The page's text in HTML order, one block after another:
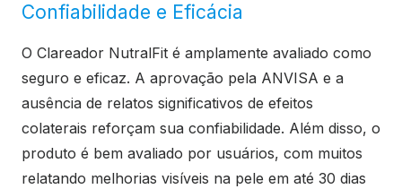
Confiabilidade e Eficácia
O Clareador NutralFit é amplamente avaliado como
seguro e eficaz. A aprovação pela ANVISA e a
ausência de relatos significativos de efeitos
colaterais reforçam sua confiabilidade. Além disso, o
produto é bem avaliado por usuários, com muitos
relatando melhorias visíveis na pele em até 30 dias